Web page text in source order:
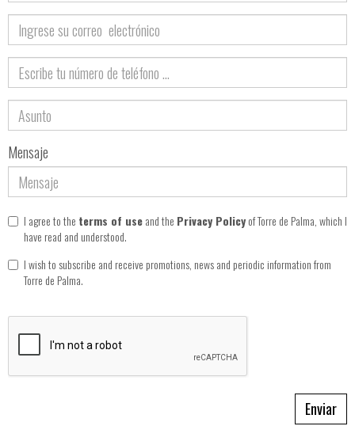
Correo
electrónico
Teléfono
Asunto
Mensaje
I agree to the terms of useand the Privacy Policyof Torre de Palma, which I
have read and understood.
I wish to subscribe and receive promotions, news and periodic information from
Torre de Palma.
Enviar